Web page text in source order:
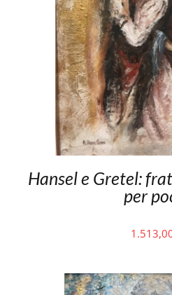
Hansel e Gretel:
per